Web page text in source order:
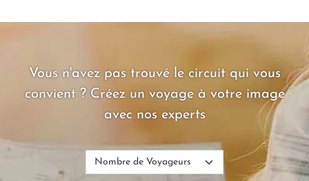
Vous n'avez pas trouvé le circuit qui vous
convient ? Créez un voyage à votre image
avec nos experts